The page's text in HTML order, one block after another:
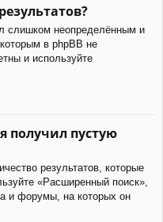
слишком неопределённым и
в phpBB не
и используйте
получил пустую
результатов, которые
«Расширенный поиск»,
и форумы, на которых он